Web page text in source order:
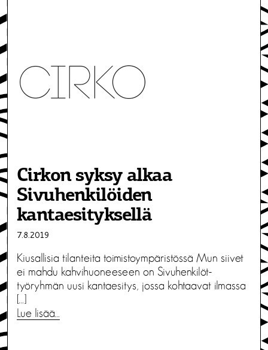
Cirkon syksy alkaa
Sivuhenkilöiden
kantaesityksellä
7.8.2019
Kiusallisia tilanteita toimistoympäristössä Mun siivet
ei mahdu kahvihuoneeseen on Sivuhenkilöt-
työryhmän uusi kantaesitys, jossa kohtaavat ilmassa
Lue lisää…